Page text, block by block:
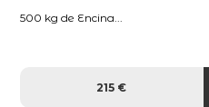
500 kg de Encina...
215 €